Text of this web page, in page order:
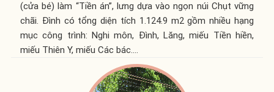
(cửa bé) làm “Tiền án”, lưng dựa vào ngọn núi Chụt vững
chãi. Đình có tổng diện tích 1.124.9 m2 gồm nhiều hạng
mục công trình: Nghi môn, Đình, Lăng, miếu Tiền hiền,
miếu Thiên Y, miếu Các bác….